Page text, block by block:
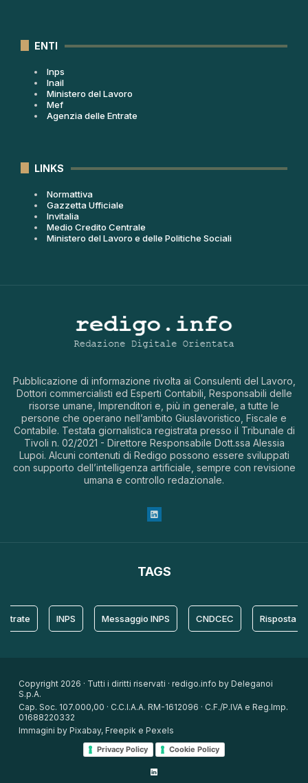
ENTI
Inps
Inail
Ministero del Lavoro
Mef
Agenzia delle Entrate
LINKS
Normattiva
Gazzetta Ufficiale
Invitalia
Medio Credito Centrale
Ministero del Lavoro e delle Politiche Sociali
Pubblicazione di informazione rivolta ai Consulenti del Lavoro,
Dottori commercialisti ed Esperti Contabili, Responsabili delle
risorse umane, Imprenditori e, più in generale, a tutte le
persone che operano nell’ambito Giuslavoristico, Fiscale e
Contabile. Testata giornalistica registrata presso il Tribunale di
Tivoli n. 02/2021 - Direttore Responsabile Dott.ssa Alessia
Lupoi. Alcuni contenuti di Redigo possono essere sviluppati
con supporto dell’intelligenza artificiale, sempre con revisione
umana e controllo redazionale.
TAGS
Messaggio INPS CNDCEC Risposta
Copyright 2026 · Tutti i diritti riservati · redigo.info by Deleganoi
S.p.A.
Cap. Soc. 107.000,00 · C.C.I.A.A. RM-1612096 · C.F./P.IVA e Reg.Imp.
01688220332
Immagini by Pixabay, Freepik e Pexels
Privacy Policy Cookie Policy